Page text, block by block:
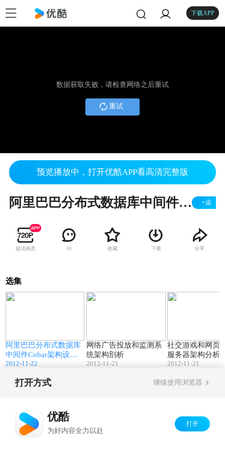
下载APP
数据获取失败，请检查网络之后重试
重试
预览播放中，打开优酷APP看高清完整版
阿里巴巴分布式数据库中间件Cobar架构设计与实践 +追
超清画质 10 收藏 下载 分享
选集
阿里巴巴分布式数据库
中间件Cobar架构设计
与实践
2012-11-22
网络广告投放和监测系
统架构剖析
2012-11-21
社交游戏和网页
服务器架构分析
2012-11-21
打开方式 继续使用浏览器
优酷
为好内容全力以赴
打开